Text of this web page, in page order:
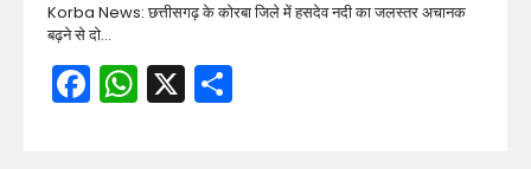
Korba News: छत्तीसगढ़ के कोरबा जिले में हसदेव नदी का जलस्तर अचानक
बढ़ने से दो…
Facebook
WhatsApp
X